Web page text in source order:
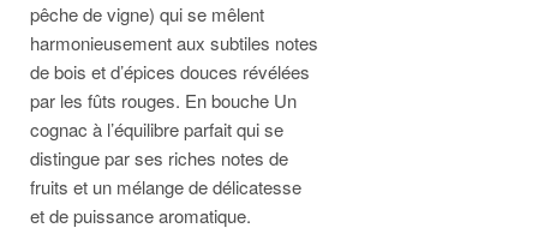
pêche de vigne) qui se mêlent
harmonieusement aux subtiles notes
de bois et d’épices douces révélées
par les fûts rouges. En bouche Un
cognac à l’équilibre parfait qui se
distingue par ses riches notes de
fruits et un mélange de délicatesse
et de puissance aromatique.